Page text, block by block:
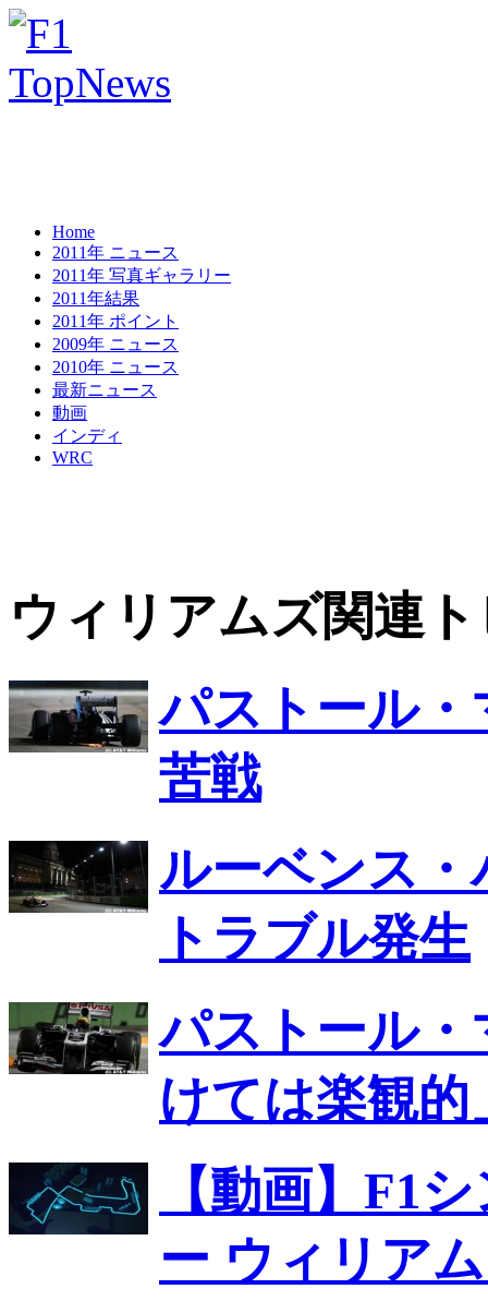
Home
2011年 ニュース
2011年 写真ギャラリー
2011年結果
2011年 ポイント
2009年 ニュース
2010年 ニュース
最新ニュース
動画
インディ
WRC
ウィリアムズ関連
パストール
苦戦
ルーベンス
トラブル発生
パストール
けては楽観的
【動画】F1
ー ウィリア